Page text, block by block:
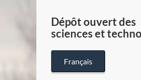
Dépôt ouvert des
sciences et
Français